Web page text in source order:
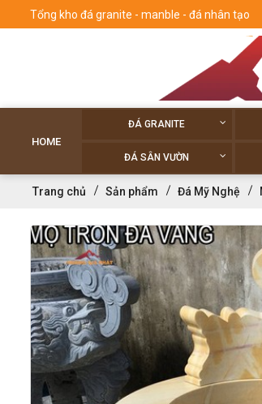
Tổng kho đá granite - manble - đá nhân tạo
HOME
ĐÁ GRANITE
ĐÁ SÂN VƯỜN
Trang chủ Sản phẩm Đá Mỹ Nghệ